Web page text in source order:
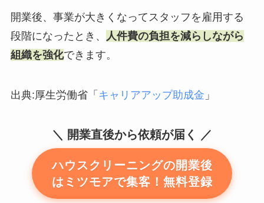
開業後、事業が大きくなってスタッフを雇用する
段階になったとき、
人件費の負担を減らしながら
組織を強化できます。
出典:厚生労働省「 キャリアアップ助成金 」
開業直後から依頼が届く
ハウスクリーニングの開業後
はミツモアで集客！無料登録